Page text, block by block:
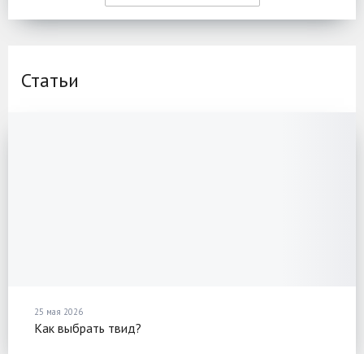
Статьи
25 мая 2026
Как выбрать твид?